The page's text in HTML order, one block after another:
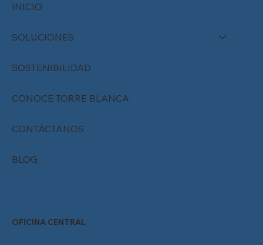
INICIO
SOLUCIONES
SOSTENIBILIDAD
CONOCE TORRE BLANCA
CONTÁCTANOS
BLOG
OFICINA CENTRAL